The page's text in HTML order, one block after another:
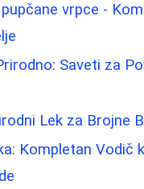
vrpce -
Saveti za
Lek za Brojne
Kompletan Vodič